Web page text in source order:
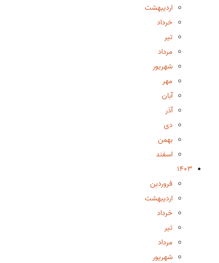
اردیبهشت
خرداد
تیر
مرداد
شهریور
مهر
آبان
آذر
دی
بهمن
اسفند
1403
فروردین
اردیبهشت
خرداد
تیر
مرداد
شهریور